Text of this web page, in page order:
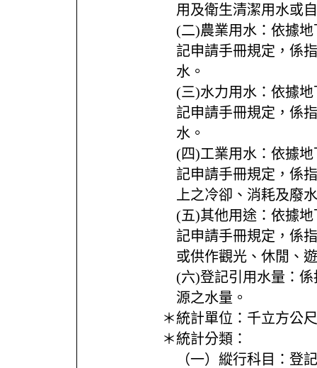
用及衛生清潔用水或
(二)農業用水：依據
記申請手冊規定，係
水。
(三)水力用水：依據
記申請手冊規定，係
水。
(四)工業用水：依據
記申請手冊規定，係
上之冷卻、消耗及廢
(五)其他用途：依據
記申請手冊規定，係
或供作觀光、休閒、
(六)登記引用水量：
源之水量。
＊統計單位： 千立方公
＊統計分類：
（一）縱行科目：登